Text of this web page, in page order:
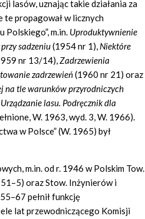
lasów, uznając takie działania za
te propagował w licznych
Polskiego”, m.in. Uproduktywnienie
sadzeniu(1954 nr 1), Niektóre
nr 13/14),Zadrzewienia
zadrzewień(1960 nr 21) oraz
na tle warunków przyrodniczych
Urządzanie lasu. Podręcznik dla
W. 1963, wyd. 3, W. 1966).
w Polsce” (W. 1965) był
m.in. od r. 1946 w Polskim Tow.
oraz Stow. Inżynierów i
pełnił funkcję
lat przewodniczącego Komisji